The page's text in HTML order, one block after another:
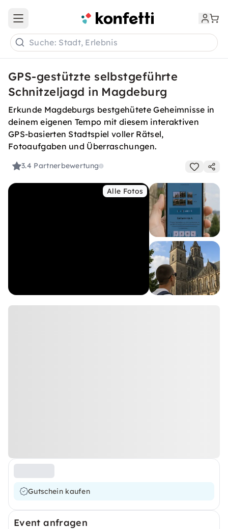
Open main menu
Suche: Stadt, Erlebnis
GPS-gestützte selbstgeführte
Schnitzeljagd in Magdeburg
Erkunde Magdeburgs bestgehütete Geheimnisse in
deinem eigenen Tempo mit diesem interaktiven
GPS-basierten Stadtspiel voller Rätsel,
Fotoaufgaben und Überraschungen.
3.4 Partnerbewertung
Alle Fotos
Gutschein kaufen
Event anfragen